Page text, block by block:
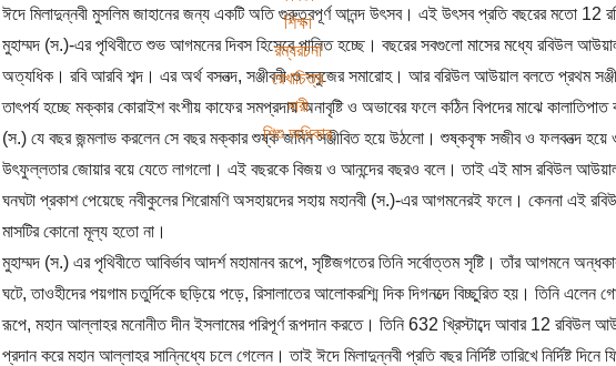
শিক্ষা
রম্যরচনা
রেখাচিত্র
নারী
শিশু অধিকার
ঈদে মিলাদুন্নবী মুসলিম জাহানের জন্য একটি অতি গুরুত্বপূর্ণ আনন্দ উৎসব। এই উৎসব প্রতি বছরের মতো 12
মুহাম্মদ (স.)-এর পৃথিবীতে শুভ আগমনের দিবস হিসেবে পালিত হচ্ছে। বছরের সবগুলো মাসের মধ্যে রবিউল আউয়াল
অত্যধিক। রবি আরবি শব্দ। এর অর্থ বসনত্দ, সঞ্জীবনী ও সবুজের সমারোহ। আর বরিউল আউয়াল বলতে প্রথম
তাৎপর্য হচ্ছে মক্কার কোরাইশ বংশীয় কাফের সমপ্রদায় অনাবৃষ্টি ও অভাবের ফলে কঠিন বিপদের মাঝে
(স.) যে বছর জন্মলাভ করলেন সে বছর মক্কার শুষ্ক জমিন সঞ্জীবিত হয়ে উঠলো। শুষ্কবৃক্ষ সজীব ও ফলবনত্দ হয়ে
উৎফুল্লতার জোয়ার বয়ে যেতে লাগলো। এই বছরকে বিজয় ও আনন্দের বছরও বলে। তাই এই মাস রবিউল
ঘনঘটা প্রকাশ পেয়েছে নবীকুলের শিরোমণি অসহায়দের সহায় মহানবী (স.)-এর আগমনেরই ফলে। কেননা এই
মাসটির কোনো মূল্য হতো না।
মুহাম্মদ (স.) এর পৃথিবীতে আবির্ভাব আদর্শ মহামানব রূপে, সৃষ্টিজগতের তিনি সর্বোত্তম সৃষ্টি। তাঁর আগমনে
ঘটে, তাওহীদের পয়গাম চতুর্দিকে ছড়িয়ে পড়ে, রিসালাতের আলোকরশ্মি দিক দিগনত্দে বিচ্ছুরিত হয়। তিনি এলেন
রূপে, মহান আল্লাহর মনোনীত দীন ইসলামের পরিপূর্ণ রূপদান করতে। তিনি 632 খ্রিস্টাব্দে আবার 12 রবিউল
প্রদান করে মহান আল্লাহর সানি্নধ্যে চলে গেলেন। তাই ঈদে মিলাদুন্নবী প্রতি বছর নির্দিষ্ট তারিখে নির্দিষ্ট